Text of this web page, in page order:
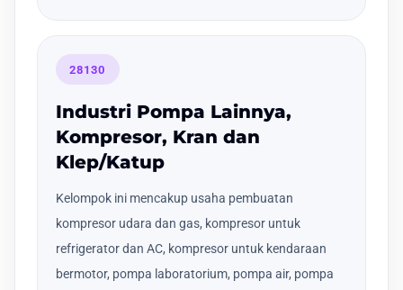
28130
Industri Pompa Lainnya,
Kompresor, Kran dan
Klep/Katup
Kelompok ini mencakup usaha pembuatan
kompresor udara dan gas, kompresor untuk
refrigerator dan AC, kompresor untuk kendaraan
bermotor, pompa laboratorium, pompa air, pompa